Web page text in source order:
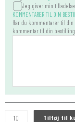
Jeg giver min
KOMMENTARER TIL DIN
Har du kommentarer til
kommentar til din
Tilføj til